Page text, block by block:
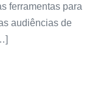
ferramentas para
audiências de